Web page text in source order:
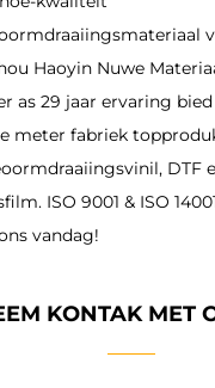
Haoyin Nuwe
as 29 jaar ervaring bied
meter fabriek
DTF
ISO 9001 & ISO
vandag!
KONTAK MET